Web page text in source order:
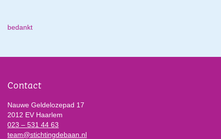
bedankt
Contact
Nauwe Geldelozepad 17
2012 EV Haarlem
023 – 531 44 63
team@stichtingdebaan.nl